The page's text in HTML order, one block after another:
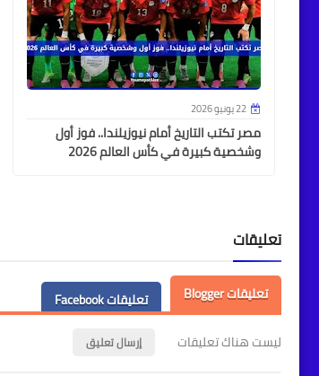
22 يونيو 2026
مصر تكتب التاريخ أمام نيوزيلندا.. فوز أول
وشخصية كبيرة في كأس العالم 2026
تعليقات
تعليقات Blogger
تعليقات Facebook
ليست هناك تعليقات
إرسال تعليق